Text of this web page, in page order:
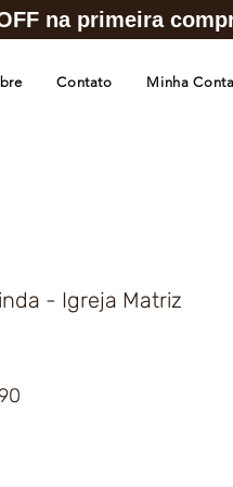
Contato Minha Conta
OFF na primeira
- Igreja Matriz